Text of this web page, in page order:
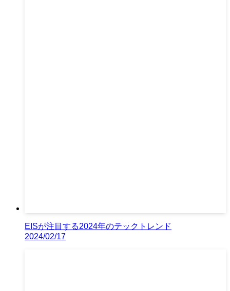
EISが注目する2024年のテックトレンド
2024/02/17